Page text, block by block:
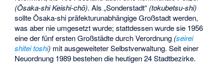
(Ōsaka-shi Keishi-chō). Als „Sonderstadt“ (tokubetsu-shi)
sollte Ōsaka-shi präfekturunabhängige Großstadt werden,
was aber nie umgesetzt wurde; stattdessen wurde sie 1956
eine der fünf ersten Großstädte durch Verordnung (seirei
shitei toshi) mit ausgeweiteter Selbstverwaltung. Seit einer
Neuordnung 1989 bestehen die heutigen 24 Stadtbezirke.